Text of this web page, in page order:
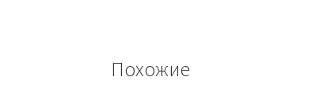
Похожие